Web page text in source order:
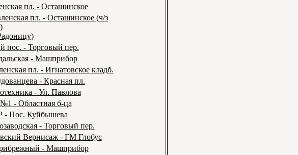
пл. - Осташинское
пл. - Осташинское (ч/з
пос. - Торговый пер.
- Машприбор
пл. - Игнатовское кладб.
- Красная пл.
- Ул. Павлова
- Областная б-ца
- Пос. Куйбышева
- Торговый пер.
Вернисаж - ГМ Глобус
- Машприбор